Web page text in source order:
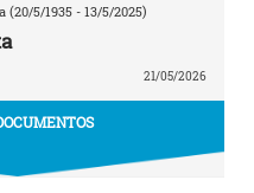
5/1935 - 13/5/2025)
21/05/2026